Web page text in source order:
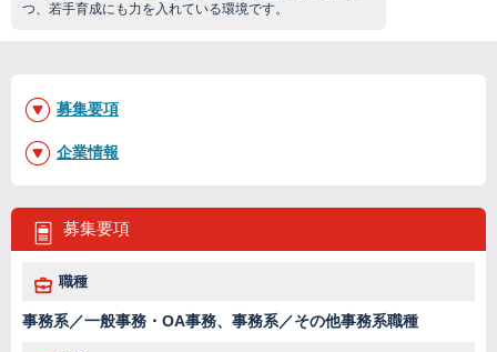
つ、若手育成にも力を入れている環境です。
募集要項
職種
事務系／一般事務・OA事務、事務系／その他事務系職種
募集要項
企業情報